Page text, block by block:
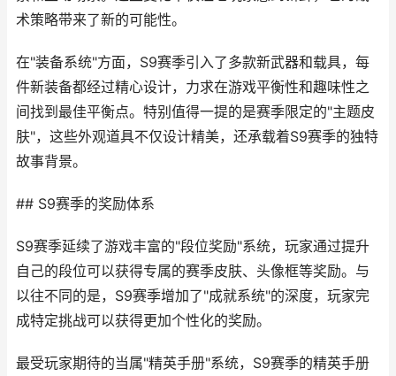
术策略带来了新的可能性。
在"装备系统"方面，S9赛季引入了多款新武器和载具，每
件新装备都经过精心设计，力求在游戏平衡性和趣味性之
间找到最佳平衡点。特别值得一提的是赛季限定的"主题皮
肤"，这些外观道具不仅设计精美，还承载着S9赛季的独特
故事背景。
## S9赛季的奖励体系
S9赛季延续了游戏丰富的"段位奖励"系统，玩家通过提升
自己的段位可以获得专属的赛季皮肤、头像框等奖励。与
以往不同的是，S9赛季增加了"成就系统"的深度，玩家完
成特定挑战可以获得更加个性化的奖励。
最受玩家期待的当属"精英手册"系统，S9赛季的精英手册